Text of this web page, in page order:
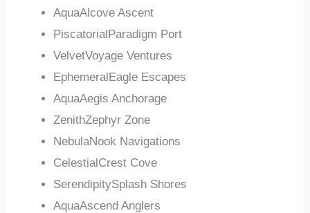
AquaAlcove Ascent
PiscatorialParadigm Port
VelvetVoyage Ventures
EphemeralEagle Escapes
AquaAegis Anchorage
ZenithZephyr Zone
NebulaNook Navigations
CelestialCrest Cove
SerendipitySplash Shores
AquaAscend Anglers